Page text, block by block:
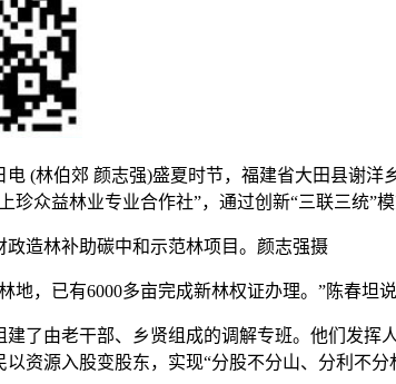
电 (林伯郊 颜志强)盛夏时节，福建省大田县谢
珍众益林业专业合作社”，通过创新“三联三统”
政造林补助碳中和示范林项目。颜志强摄
，已有6000多亩完成新林权证办理。”陈春坦
由老干部、乡贤组成的调解专班。他们发挥
资源入股变股东，实现“分股不分山、分利不分